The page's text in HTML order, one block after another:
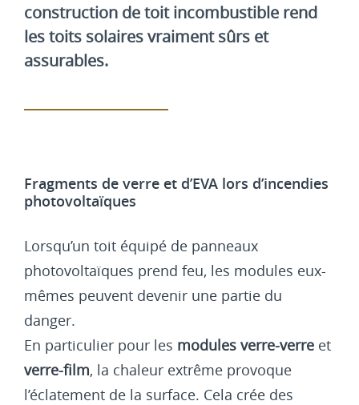
construction de toit incombustible rend
les toits solaires vraiment sûrs et
assurables.
Fragments de verre et d’EVA lors d’incendies
photovoltaïques
Lorsqu’un toit équipé de panneaux
photovoltaïques prend feu, les modules eux-
mêmes peuvent devenir une partie du
danger.
En particulier pour les modules verre-verre et
verre-film, la chaleur extrême provoque
l’éclatement de la surface. Cela crée des